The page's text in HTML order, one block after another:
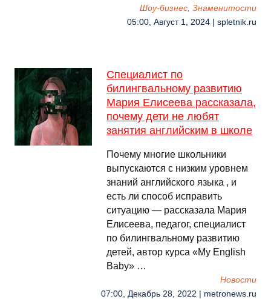
Шоу-бизнес, Знаменитости
05:00, Август 1, 2024 | spletnik.ru
Специалист по
билингвальному развитию
Мария Елисеева рассказала,
почему дети не любят
занятия английским в школе
Почему многие школьники
выпускаются с низким уровнем
знаний английского языка , и
есть ли способ исправить
ситуацию — рассказала Мария
Елисеева, педагог, специалист
по билингвальному развитию
детей, автор курса «My English
Baby» …
Новости
07:00, Декабрь 28, 2022 | metronews.ru